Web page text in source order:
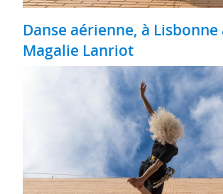
Danse aérienne, à Lisbonne
Magalie Lanriot